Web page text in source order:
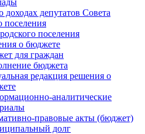
доходах депутатов Совета
поселения
поселения
о бюджете
для граждан
бюджета
редакция решения о
аналитические
правовые акты (бюджет)
долг